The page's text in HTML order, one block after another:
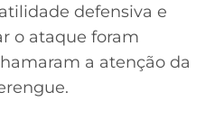
defensiva e
o ataque foram
a atenção da